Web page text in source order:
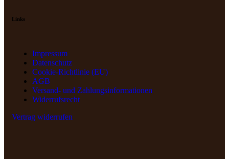
Links
Impressum
Datenschutz
Cookie-Richtlinie (EU)
AGB
Versand- und Zahlungs­informationen
Widerrufsrecht
Vertrag widerrufen